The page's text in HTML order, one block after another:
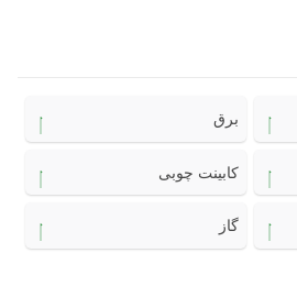
برق
کابینت چوبی
گاز